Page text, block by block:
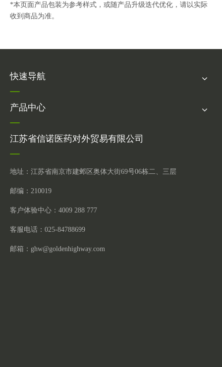
*本页面产品包装为参考样式，或随产品升级迭代优化，请以实际
收到商品为准。
快速导航
产品中心
江苏省信诺医药对外贸易有限公司
地址：江苏省南京市建邺区奥体大街69号06栋二、三层
邮编：210019
客户体验中心：4009 288 777
客服电话：025-84788699
邮箱： ghw@goldenhighway.com